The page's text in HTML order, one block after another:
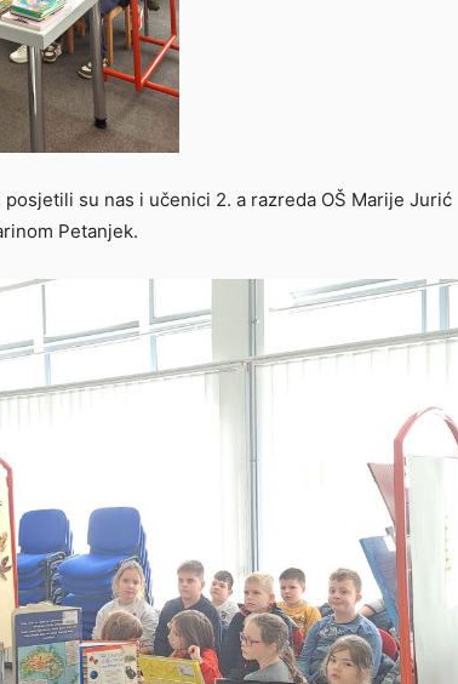
su nas i učenici 2. a razreda OŠ Marije Jurić
Petanjek.